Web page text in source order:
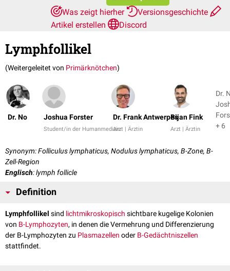
Was zeigt hierher
Versionsgeschichte
Artikel erstellen
Discord
Lymphfollikel
(Weitergeleitet von Primärknötchen)
Dr. No Joshua Forster
Student/in der Humanmedizin
Dr. Frank Antwerpes
Arzt | Ärztin
Bijan Fink
Arzt | Ärztin
Dr.
+ 6
Synonym: Folliculus lymphaticus, Nodulus lymphaticus, B-Zone, B-
Zell-Region
Englisch: lymph follicle
Definition
Lymphfollikel sind lichtmikroskopisch sichtbare kugelige Kolonien
von B-Lymphozyten, in denen die Vermehrung und Differenzierung
der B-Lymphozyten zu Plasmazellen oder B-Gedächtniszellen
stattfindet.